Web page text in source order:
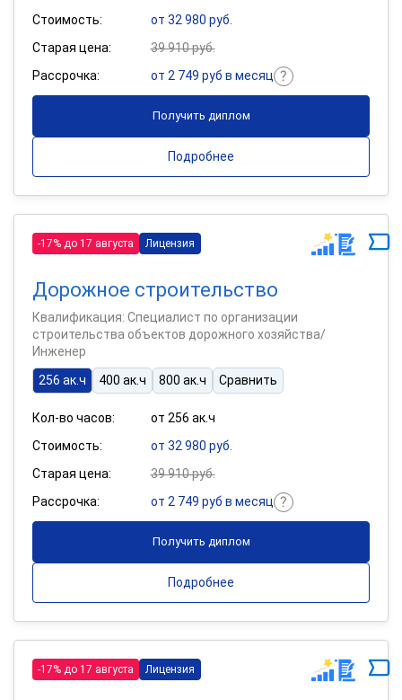
Стоимость:
от 32 980 руб.
Старая цена:
39 910 руб.
Рассрочка:
от 2 749 руб в месяц
Получить диплом
Подробнее
-17% до 17 августа Лицензия
Дорожное строительство
Квалификация: Специалист по организации
строительства объектов дорожного хозяйства/
Инженер
256 ак.ч
400 ак.ч 800 ак.ч Сравнить
Кол-во часов:
от 256 ак.ч
Стоимость:
от 32 980 руб.
Старая цена:
39 910 руб.
Рассрочка:
от 2 749 руб в месяц
Получить диплом
Подробнее
-17% до 17 августа Лицензия